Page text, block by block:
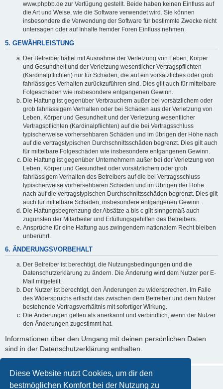
Diese Website nutzt Cookies, um dir den
bestmöglichen Komfort bei der Nutzung zu
www.phpbb.de zur Verfügung gestellt. Beide haben keinen Einfluss auf
die Art und Weise, wie die Software verwendet wird. Sie können
insbesondere die Verwendung der Software für bestimmte Zwecke nicht
untersagen oder auf Inhalte fremder Foren Einfluss nehmen.
5. GEWÄHRLEISTUNG
Der Betreiber haftet mit Ausnahme der Verletzung von Leben, Körper
und Gesundheit und der Verletzung wesentlicher Vertragspflichten
(Kardinalpflichten) nur für Schäden, die auf ein vorsätzliches oder grob
fahrlässiges Verhalten zurückzuführen sind. Dies gilt auch für mittelbare
Folgeschäden wie insbesondere entgangenen Gewinn.
Die Haftung ist gegenüber Verbrauchern außer bei vorsätzlichem oder
grob fahrlässigem Verhalten oder bei Schäden aus der Verletzung von
Leben, Körper und Gesundheit und der Verletzung wesentlicher
Vertragspflichten (Kardinalpflichten) auf die bei Vertragsschluss
typischerweise vorhersehbaren Schäden und im übrigen der Höhe nach
auf die vertragstypischen Durchschnittsschäden begrenzt. Dies gilt auch
für mittelbare Folgeschäden wie insbesondere entgangenen Gewinn.
Die Haftung ist gegenüber Unternehmern außer bei der Verletzung von
Leben, Körper und Gesundheit oder vorsätzlichem oder grob
fahrlässigem Verhalten des Betreibers auf die bei Vertragsschluss
typischerweise vorhersehbaren Schäden und im Übrigen der Höhe
nach auf die vertragstypischen Durchschnittsschäden begrenzt. Dies gilt
auch für mittelbare Schäden, insbesondere entgangenen Gewinn.
Die Haftungsbegrenzung der Absätze a bis c gilt sinngemäß auch
zugunsten der Mitarbeiter und Erfüllungsgehilfen des Betreibers.
Ansprüche für eine Haftung aus zwingendem nationalem Recht bleiben
unberührt.
6. ÄNDERUNGSVORBEHALT
Der Betreiber ist berechtigt, die Nutzungsbedingungen und die
Datenschutzerklärung zu ändern. Die Änderung wird dem Nutzer per E-
Mail mitgeteilt.
Der Nutzer ist berechtigt, den Änderungen zu widersprechen. Im Falle
des Widerspruchs erlischt das zwischen dem Betreiber und dem Nutzer
bestehende Vertragsverhältnis mit sofortiger Wirkung.
Die Änderungen gelten als anerkannt und verbindlich, wenn der Nutzer
den Änderungen zugestimmt hat.
Informationen über den Umgang mit deinen persönlichen Daten
sind in der Datenschutzerklärung enthalten.